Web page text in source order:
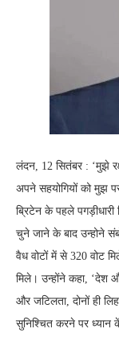
लंदन, 12 सितंबर : ‘मुझे
अपने सहयोगियों को मुझ
ब्रिटेन के पहले पगड़ीधारी
चुने जाने के बाद उन्होने
वैध वोटों में से 320 वोट
मिले। उन्होंने कहा, ‘देश
और जटिलता, दोनों ही
सुनिश्चित करने पर ध्यान